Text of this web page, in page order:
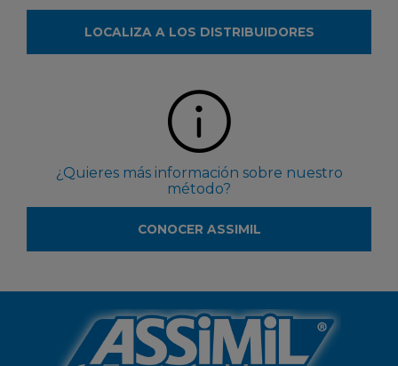
LOCALIZA A LOS DISTRIBUIDORES
¿Quieres más información sobre nuestro
método?
CONOCER ASSIMIL